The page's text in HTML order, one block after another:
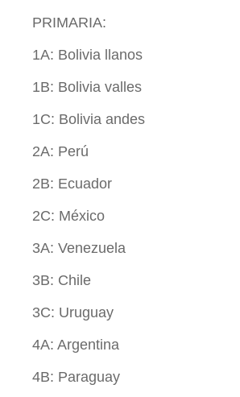
PRIMARIA:
1A: Bolivia llanos
1B: Bolivia valles
1C: Bolivia andes
2A: Perú
2B: Ecuador
2C: México
3A: Venezuela
3B: Chile
3C: Uruguay
4A: Argentina
4B: Paraguay